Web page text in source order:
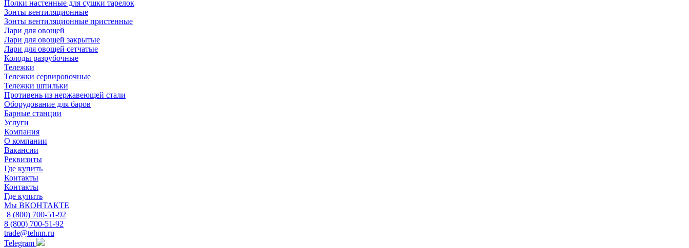
Полки настенные для сушки тарелок
Зонты вентиляционные
Зонты вентиляционные пристенные
Лари для овощей
Лари для овощей закрытые
Лари для овощей сетчатые
Колоды разрубочные
Тележки
Тележки сервировочные
Тележки шпильки
Противень из нержавеющей стали
Оборудование для баров
Барные станции
Услуги
Компания
О компании
Вакансии
Реквизиты
Где купить
Контакты
Контакты
Где купить
Мы ВКОНТАКТЕ
8 (800) 700-51-92
8 (800) 700-51-92
trade@tehnn.ru
Telegram